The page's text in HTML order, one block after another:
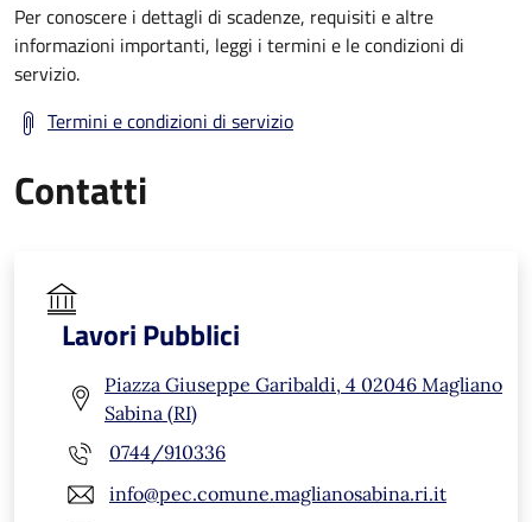
Per conoscere i dettagli di scadenze, requisiti e altre
informazioni importanti, leggi i termini e le condizioni di
servizio.
Termini e condizioni di servizio
Contatti
Lavori Pubblici
Piazza Giuseppe Garibaldi, 4 02046 Magliano
Sabina (RI)
0744/910336
info@pec.comune.maglianosabina.ri.it